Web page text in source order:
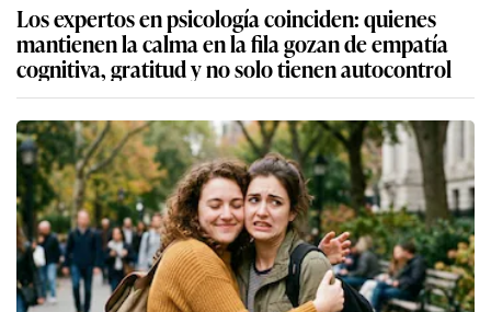
Los expertos en psicología coinciden: quienes
mantienen la calma en la fila gozan de empatía
cognitiva, gratitud y no solo tienen autocontrol